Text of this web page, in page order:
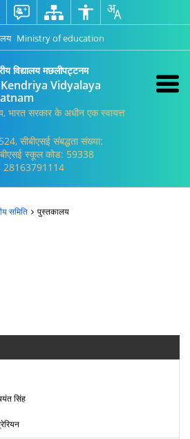
Ministry of education
विद्यालय मछलीपट्टनम
Kendriya Vidyalaya
भारत सरकार के अधीन एक स्वायत्त
सीबीएसई संबद्धता संख्या:
स्कूल कोड: 59338
28163791114
समिति पुस्तकालय
सिंह